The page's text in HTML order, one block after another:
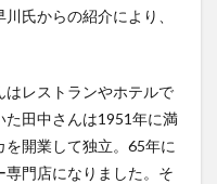
氏からの紹介により、
レストランやホテルで
た田中さんは1951年に満
開業して独立。65年に
門店になりました。そ